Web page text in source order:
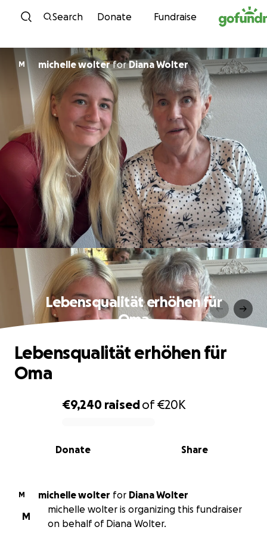
Skip to content
Search Donate Fundraise
M michelle wolterforDiana Wolter
Lebensqualität erhöhen für
Oma
0% complete
€9,240 raisedof€20K
Share
Donate
Lebensqualität erhöhen für
Oma
M michelle wolter for Diana Wolter
M
michelle wolter is organizing this fundraiser
on behalf of Diana Wolter.